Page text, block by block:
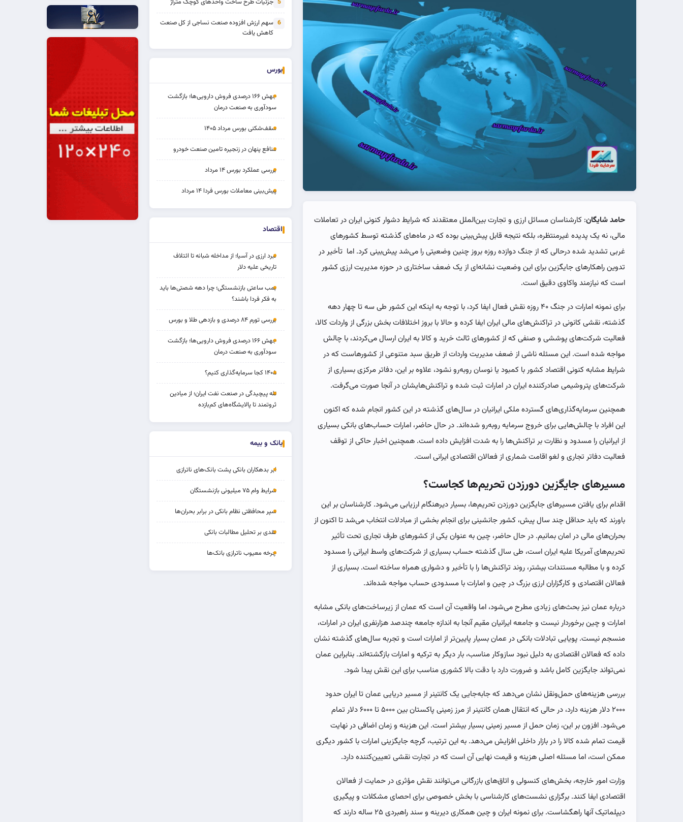
حامد شایگان: کارشناسان مسائل ارزی و تجارت بین‌الملل معتقدند که شرایط دشوار کنونی ایران در تعاملات
مالی، نه یک پدیده غیرمنتظره، بلکه نتیجه قابل پیش‌بینی بوده که در ماه‌های گذشته توسط کشورهای
غربی تشدید شده درحالی که از جنگ دوازده روزه بروز چنین وضعیتی را می‌شد پیش‌بینی کرد. اما تأخیر در
تدوین راهکارهای جایگزین برای این وضعیت نشانه‌ای از یک ضعف ساختاری در حوزه مدیریت ارزی کشور
است که نیازمند واکاوی دقیق است.
برای نمونه امارات در جنگ ۴۰ روزه نقش فعال ایفا کرد، با توجه به اینکه این کشور طی سه تا چهار دهه
گذشته، نقشی کانونی در تراکنش‌های مالی ایران ایفا کرده و حالا با بروز اختلافات بخش بزرگی از واردات کالا،
فعالیت شرکت‌های پوششی و صنفی که از کشورهای ثالث خرید و کالا به ایران ارسال می‌کردند، با چالش
مواجه شده است. این مسئله ناشی از ضعف مدیریت واردات از طریق سبد متنوعی از کشورهاست که در
شرایط مشابه کنونی اقتصاد کشور با کمبود یا نوسان روبه‌رو نشود، علاوه بر این، دفاتر مرکزی بسیاری از
شرکت‌های پتروشیمی صادرکننده ایران در امارات ثبت شده و تراکنش‌هایشان در آنجا صورت می‌گرفت.
همچنین سرمایه‌گذاری‌های گسترده ملکی ایرانیان در سال‌های گذشته در این کشور انجام شده که اکنون
این افراد با چالش‌هایی برای خروج سرمایه روبه‌رو شده‌اند. در حال حاضر، امارات حساب‌های بانکی بسیاری
از ایرانیان را مسدود و نظارت بر تراکنش‌ها را به شدت افزایش داده است. همچنین اخبار حاکی از توقف
فعالیت دفاتر تجاری و لغو اقامت شماری از فعالان اقتصادی ایرانی است.
مسیرهای جایگزین دورزدن تحریم‌ها‌ کجاست؟
اقدام برای یافتن مسیرهای جایگزین دورزدن تحریم‌ها، بسیار دیرهنگام ارزیابی می‌شود. کارشناسان بر این
باورند که باید حداقل چند سال پیش، کشور جانشینی برای انجام بخشی از مبادلات انتخاب می‌شد تا اکنون از
بحران‌های مالی در امان بمانیم. در حال حاضر، چین به عنوان یکی از کشورهای طرف تجاری تحت تأثیر
تحریم‌های آمریکا علیه ایران است، طی سال گذشته حساب بسیاری از شرکت‌های واسط ایرانی را مسدود
کرده و با مطالبه مستندات بیشتر، روند تراکنش‌ها را با تأخیر و دشواری همراه ساخته است. بسیاری از
فعالان اقتصادی و کارگزاران ارزی بزرگ در چین و امارات با مسدودی حساب مواجه شده‌اند.
درباره عمان نیز بحث‌های زیادی مطرح می‌شود، اما واقعیت آن است که عمان از زیرساخت‌های بانکی مشابه
امارات و چین برخوردار نیست و جامعه ایرانیان مقیم آنجا به اندازه جامعه چندصد هزارنفری ایران در امارات،
منسجم نیست. پویایی تبادلات بانکی در عمان بسیار پایین‌تر از امارات است و تجربه سال‌های گذشته نشان
داده که فعالان اقتصادی به دلیل نبود سازوکار مناسب، بار دیگر به ترکیه و امارات بازگشته‌اند. بنابراین عمان
نمی‌تواند جایگزین کامل باشد و ضرورت دارد با دقت بالا کشوری مناسب برای این نقش پیدا شود.
بررسی هزینه‌های حمل‌ونقل نشان می‌دهد که جابه‌جایی یک کانتینر از مسیر دریایی عمان تا ایران حدود
۲۰۰۰ دلار هزینه دارد، در حالی که انتقال همان کانتینر از مرز زمینی پاکستان بین ۵۰۰۰ تا ۶۰۰۰ دلار تمام
می‌شود. افزون بر این، زمان حمل از مسیر زمینی بسیار بیشتر است. این هزینه و زمان اضافی در نهایت
قیمت تمام شده کالا را در بازار داخلی افزایش می‌دهد. به این ترتیب، گرچه جایگزینی امارات با کشور دیگری
ممکن است، اما مسئله اصلی هزینه و قیمت نهایی آن است که در تجارت نقشی تعیین‌کننده دارد.
وزارت امور خارجه، بخش‌های کنسولی و اتاق‌های بازرگانی می‌توانند نقش مؤثری در حمایت از فعالان
اقتصادی ایفا کنند. برگزاری نشست‌های کارشناسی با بخش خصوصی برای احصای مشکلات و پیگیری
دیپلماتیک آنها راهگشاست. برای نمونه ایران و چین همکاری دیرینه و سند راهبردی ۲۵ ساله دارند که
5
6 سهم ارزش افزوده صنعت نساجی از کل صنعت
کاهش یافت
بورس
جهش ۱۶۶ درصدی فروش دارویی‌ها؛ بازگشت
سودآوری به صنعت درمان
سقف‌شکنی بورس مرداد ۱۴۰۵
منافع پنهان در زنجیره تامین صنعت خودرو
بررسی عملکرد بورس ۱۴ مرداد
پیش‌بینی معاملات بورس فردا ۱۴ مرداد
اقتصاد
نبرد ارزی در آسیا؛ از مداخله‌ شبانه تا ائتلاف
تاریخی علیه دلار
بمب ساعتی بازنشستگی؛ چرا دهه شصتی‌ها باید
به فکر فردا باشند؟
بررسی تورم ۸۴ درصدی و بازدهی طلا و بورس
جهش ۱۶۶ درصدی فروش دارویی‌ها؛ بازگشت
سودآوری به صنعت درمان
۱۴۰۵ کجا سرمایه‌گذاری کنیم؟
تله پیچیدگی در صنعت نفت ایران؛ از میادین
ثروتمند تا پالایشگاه‌های کم‌بازده
بانک و بیمه
ابر بدهکاران بانکی پشت بانک‌های ناترازی
شرایط وام ۷۵ میلیونی بازنشستگان
سپر محافظتی نظام بانکی در برابر بحران‌ها
نقدی بر تحلیل مطالبات بانکی
چرخه‌ معیوب ناترازی بانک‌ها